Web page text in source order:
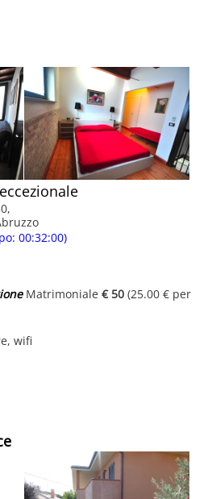
00:32:00)
Matrimoniale € 50 (25.00 € per
wifi